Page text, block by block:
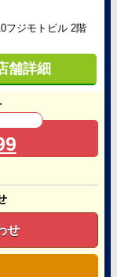
フジモトビル 2階
舗詳細
せ